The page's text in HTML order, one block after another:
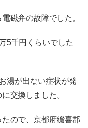
磁弁の故障でした。
5千円くらいでした
湯が出ない症状が発
交換しました。
ので、京都府綴喜郡